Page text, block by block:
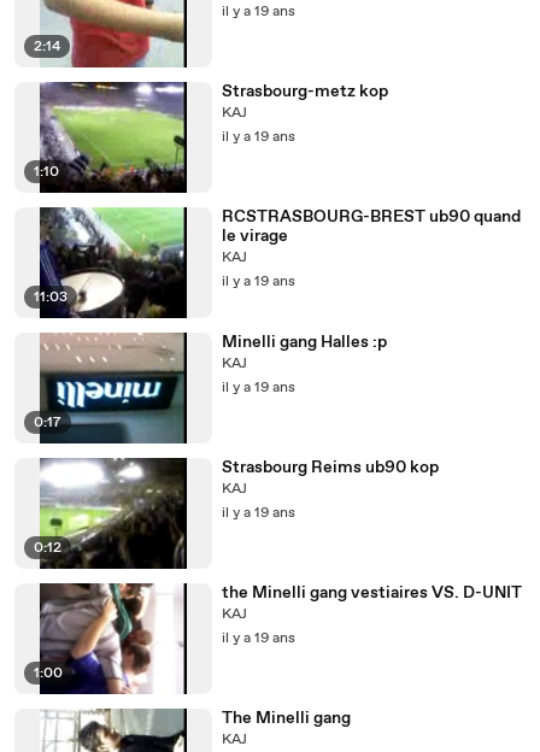
2:14
il y a 19 ans
1:10
Strasbourg-metz kop
KAJ
il y a 19 ans
11:03
RCSTRASBOURG-BREST ub90 quand
le virage
KAJ
il y a 19 ans
0:17
Minelli gang Halles :p
KAJ
il y a 19 ans
0:12
Strasbourg Reims ub90 kop
KAJ
il y a 19 ans
1:00
the Minelli gang vestiaires VS. D-UNIT
KAJ
il y a 19 ans
The Minelli gang
KAJ